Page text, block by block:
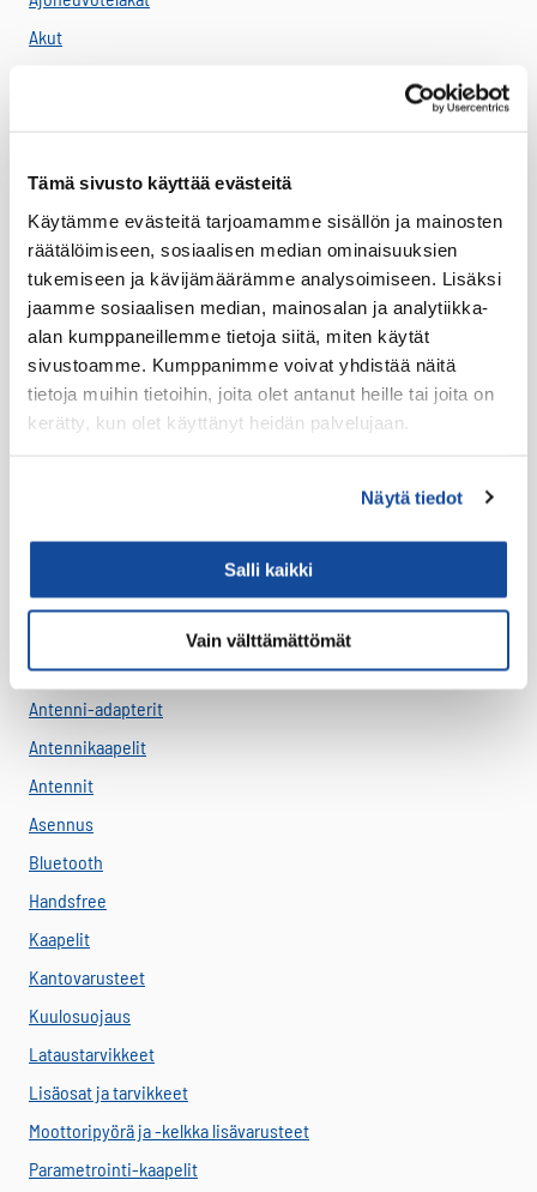
Tämä sivusto käyttää evästeitä
Käytämme evästeitä tarjoamamme sisällön ja mainosten
räätälöimiseen, sosiaalisen median ominaisuuksien
tukemiseen ja kävijämäärämme analysoimiseen. Lisäksi
jaamme sosiaalisen median, mainosalan ja analytiikka-
alan kumppaneillemme tietoja siitä, miten käytät
sivustoamme. Kumppanimme voivat yhdistää näitä
tietoja muihin tietoihin, joita olet antanut heille tai joita on
kerätty, kun olet käyttänyt heidän palvelujaan.
Näytä tiedot
Salli kaikki
Vain välttämättömät
Akut
Kantovarusteet
Lataustarvikkeet
Lisäosat ja tarvikkeet
LTE Reitittimet
USB-C Johdot
USB-C lisälaitteet
Ryhmävideopalvelu
Varavirtalähteet
Virve
Akut
Antenni-adapterit
Antennikaapelit
Antennit
Asennus
Bluetooth
Handsfree
Kaapelit
Kantovarusteet
Kuulosuojaus
Lataustarvikkeet
Lisäosat ja tarvikkeet
Moottoripyörä ja -kelkka lisävarusteet
Parametrointi-kaapelit